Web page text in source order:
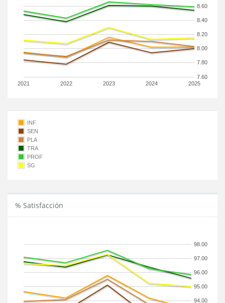
2021 2022 2023 2024 2025
7.60
7.80
8.00
8.20
8.40
8.60
INF
SEN
PLA
TRA
PROF
SG
% Satisfacción
94.00
95.00
96.00
97.00
98.00